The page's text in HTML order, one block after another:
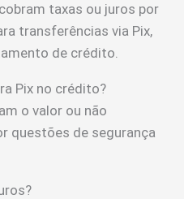
taxas ou juros por
transferências via Pix,
de crédito.
Pix no crédito?
o valor ou não
questões de segurança